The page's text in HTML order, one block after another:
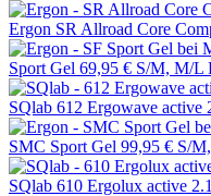
Ergon SR Allroad Core
Sport Gel 69,95 € S/M, M/L
SQlab 612 Ergowave active
SMC Sport Gel 99,95 € S/
SQlab 610 Ergolux active 2.1